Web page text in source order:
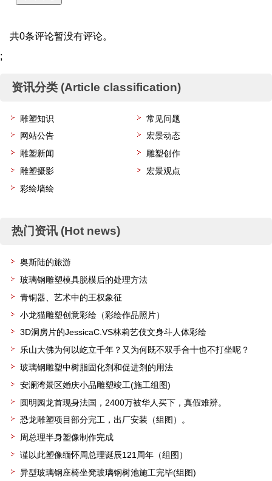
共0条评论暂没有评论。
;
资讯分类 (Article classification)
雕塑知识
常见问题
网站公告
宏景动态
雕塑新闻
雕塑创作
雕塑摄影
宏景观点
彩绘墙绘
热门资讯 (Hot news)
奥斯陆的旅游
玻璃钢雕塑模具脱模后的处理方法
青铜器、艺术中的王权象征
小龙猫雕塑创意彩绘（彩绘作品照片）
3D洞房片的JessicaC.VS林莉艺伎文身斗人体彩绘
乐山大佛为何以屹立千年？又为何既不双手合十也不打坐呢？
玻璃钢雕塑中树脂固化剂和促进剂的用法
安澜湾景区婚庆小品雕塑竣工(施工组图)
圆明园龙首现身法国，2400万被华人买下，真假难辨。
恐龙雕塑项目部分完工，出厂安装（组图）。
周总理半身塑像制作完成
谨以此塑像缅怀周总理诞辰121周年（组图）
异型玻璃钢座椅坐凳玻璃钢树池施工完毕(组图)